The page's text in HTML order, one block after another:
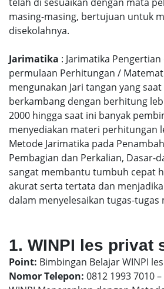
masing-masing, bertujuan untuk
disekolahnya.
Jarimatika : Jarimatika
permulaan Perhitungan /
mengunakan Jari tangan yang
berkambang dengan berhitung
2000 hingga saat ini banyak
menyediakan materi perhitungan
Metode Jarimatika pada
Pembagian dan Perkalian, Dasar-
sangat membantu tumbuh cepat
akurat serta tertata dan
dalam menyelesaikan tugas-tugas
1. WINPI les privat
Point: Bimbingan Belajar WINPI
Nomor Telepon: 0812 1993 7010